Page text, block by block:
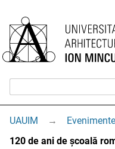
UAUIM → Evenimente
120 de ani de școală